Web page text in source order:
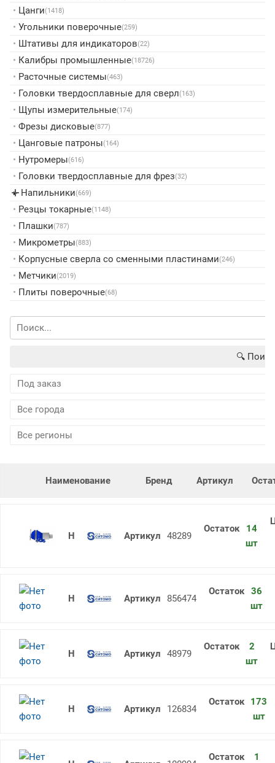
• Цанги(1418)
• Угольники поверочные(259)
• Штативы для индикаторов(22)
• Калибры промышленные(18726)
• Расточные системы(463)
• Головки твердосплавные для сверл(163)
• Щупы измерительные(174)
• Фрезы дисковые(877)
• Цанговые патроны(164)
• Нутромеры(616)
• Головки твердосплавные для фрез(32)
▸ Напильники(669)
• Резцы токарные(1148)
• Плашки(787)
• Микрометры(883)
• Корпусные сверла со сменными пластинами(246)
• Метчики(2019)
• Плиты поверочные(68)
🔍︎ Поиск
Наименование Бренд Артикул
Тиски слесарные ТСЧ-125
48289
14
шт
Отвертка крестовая PH1 5х75
856474
36
шт
Отвертка крестовая N3 240 SITOMO
48979
2
шт
Отвертка крестовая N3 250 SITOMO
126834
173
шт
1